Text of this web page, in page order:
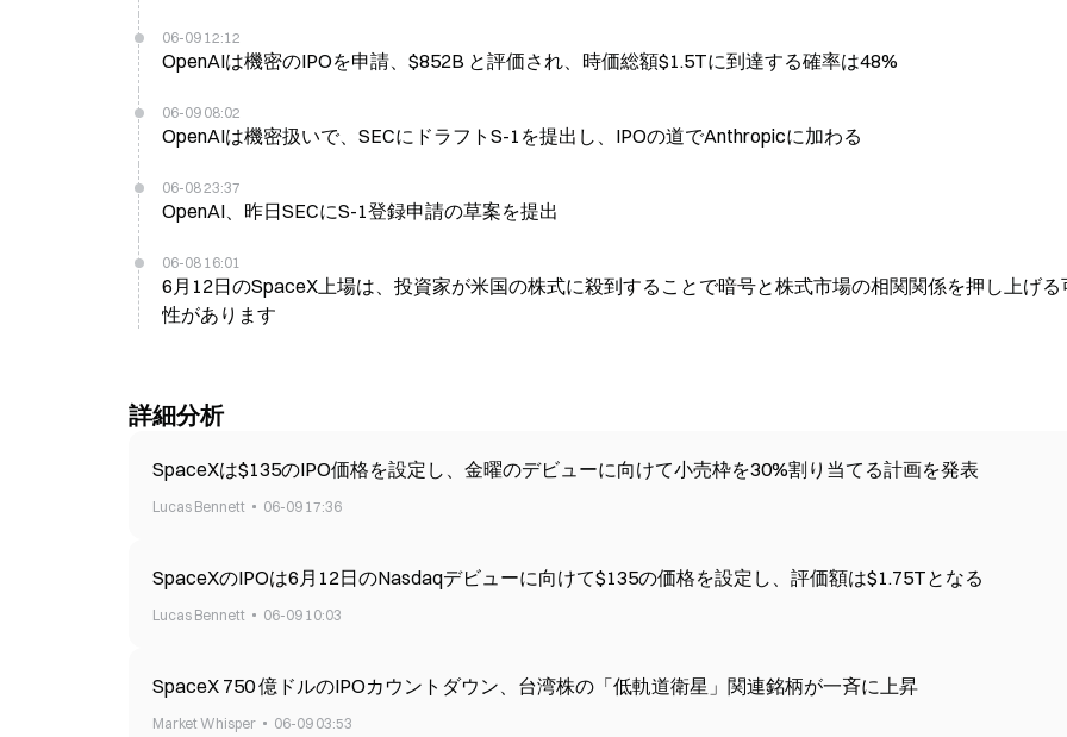
06-09 12:12
OpenAIは機密のIPOを申請、$852B と評価され、時価総額$1.5Tに到達する確率は48%
06-09 08:02
OpenAIは機密扱いで、SECにドラフトS-1を提出し、IPOの道でAnthropicに加わる
06-08 23:37
OpenAI、昨日SECにS-1登録申請の草案を提出
06-08 16:01
6月12日のSpaceX上場は、投資家が米国の株式に殺到することで暗号と株式市場の相関関係を押し上げる
性があります
詳細分析
SpaceXは$135のIPO価格を設定し、金曜のデビューに向けて小売枠を30%割り当てる計画を発表
Lucas Bennett 06-09 17:36
SpaceXのIPOは6月12日のNasdaqデビューに向けて$135の価格を設定し、評価額は$1.75Tとなる
Lucas Bennett 06-09 10:03
SpaceX 750 億ドルのIPOカウントダウン、台湾株の「低軌道衛星」関連銘柄が一斉に上昇
Market Whisper 06-09 03:53